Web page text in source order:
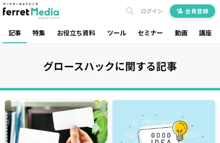
記事 特集 お役立ち資料 ツール セミナー 動画 講座
ログイン 会員登録
グロースハックに関する記事